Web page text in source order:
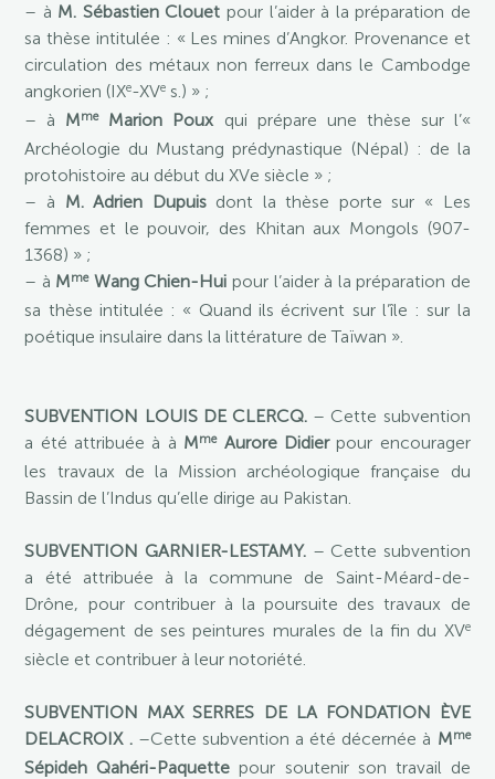
– à M. Sébastien Clouet pour l’aider à la préparation de
sa thèse intitulée : « Les mines d’Angkor. Provenance et
circulation des métaux non ferreux dans le Cambodge
angkorien (IXe-XVe s.) » ;
– à MmeMarion Poux qui prépare une thèse sur l’«
Archéologie du Mustang prédynastique (Népal) : de la
protohistoire au début du XVe siècle » ;
– à M. Adrien Dupuisdont la thèse porte sur « Les
femmes et le pouvoir, des Khitan aux Mongols (907-
1368) » ;
– à MmeWang Chien-Hui pour l’aider à la préparation de
sa thèse intitulée : « Quand ils écrivent sur l’île : sur la
poétique insulaire dans la littérature de Taïwan ».
SUBVENTION LOUIS DE CLERCQ. – Cette subvention
a été attribuée à à MmeAurore Didierpour encourager
les travaux de la Mission archéologique française du
Bassin de l’Indus qu’elle dirige au Pakistan.
SUBVENTION GARNIER-LESTAMY.– Cette subvention
a été attribuée à la commune de Saint-Méard-de-
Drône, pour contribuer à la poursuite des travaux de
dégagement de ses peintures murales de la fin du XVe
siècle et contribuer à leur notoriété.
SUBVENTION MAX SERRES DE LA FONDATION ÈVE
DELACROIX .–Cette subvention a été décernée à Mme
Sépideh Qahéri-Paquette pour soutenir son travail de